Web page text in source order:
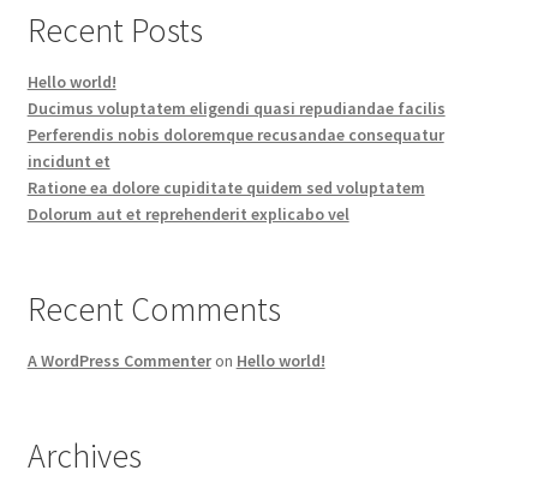
Recent Posts
Hello world!
Ducimus voluptatem eligendi quasi repudiandae facilis
Perferendis nobis doloremque recusandae consequatur
incidunt et
Ratione ea dolore cupiditate quidem sed voluptatem
Dolorum aut et reprehenderit explicabo vel
Recent Comments
A WordPress Commenteron Hello world!
Archives